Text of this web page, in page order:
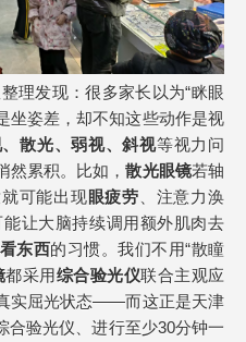
理发现：很多家长以为“眯眼
坐姿差，却不知这些动作是视
散光、弱视、斜视等视力问
然累积。比如，散光眼镜若轴
可能出现眼疲劳 、注意力涣
让大脑持续调用额外肌肉去
东西的习惯。我们不用“散瞳
都采用综合验光仪联合主观应
实屈光状态——而这正是天津
合验光仪、进行至少30分钟一